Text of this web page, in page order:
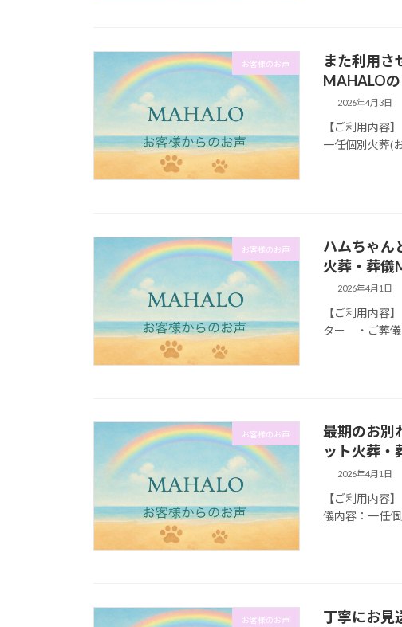
お客様のお声
また利用さ
MAHALO
2026年4月3日
【ご利用内容
一任個別火葬(
お客様のお声
ハムちゃん
火葬・葬儀
2026年4月1日
【ご利用内容
ター ・ご葬儀
お客様のお声
最期のお別
ット火葬・
2026年4月1日
【ご利用内容
儀内容：一任
お客様のお声
丁寧にお見